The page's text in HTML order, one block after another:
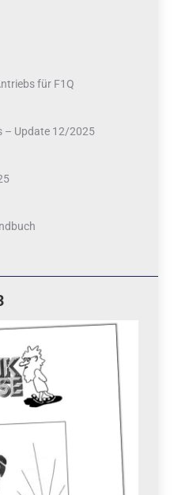
für F1Q
– Update 12/2025